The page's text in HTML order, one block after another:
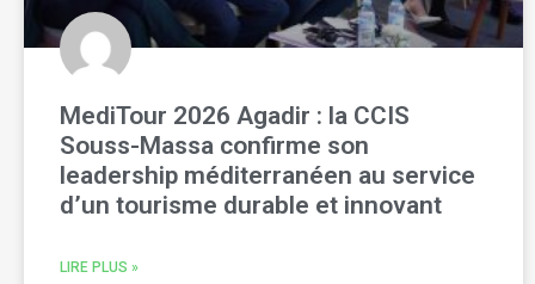
MediTour 2026 Agadir : la CCIS
Souss-Massa confirme son
leadership méditerranéen au service
d’un tourisme durable et innovant
LIRE PLUS »